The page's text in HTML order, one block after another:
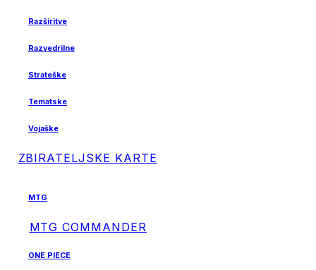
Razširitve
Razvedrilne
Strateške
Tematske
Vojaške
ZBIRATELJSKE KARTE
MTG
MTG COMMANDER
ONE PIECE